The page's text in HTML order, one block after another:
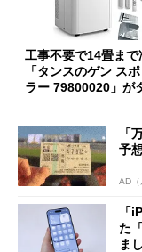
工事不要で14畳まで
「タンスのゲン ス
ラー 79800020」が
「
予
AD（
「
た
ま